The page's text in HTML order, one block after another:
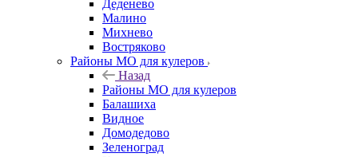
Деденево
Малино
Михнево
Востряково
Районы МО для кулеров
Назад
Районы МО для кулеров
Балашиха
Видное
Домодедово
Зеленоград